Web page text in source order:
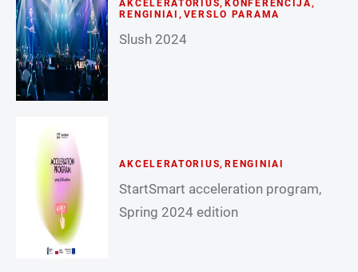
AKCELERATORIUS, KONFERENCIJA,
RENGINIAI , VERSLO PARAMA
Slush 2024
AKCELERATORIUS, RENGINIAI
StartSmart acceleration program,
Spring 2024 edition